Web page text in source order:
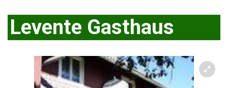
Romana
Levente Gasthaus